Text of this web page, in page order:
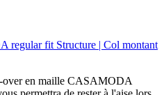
regular fit Structure | Col montant
over en maille CASAMODA